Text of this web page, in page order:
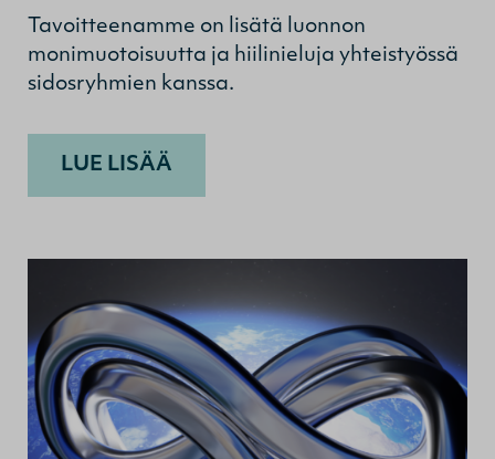
Tavoitteenamme on lisätä luonnon
monimuotoisuutta ja hiilinieluja yhteistyössä
sidosryhmien kanssa.
LUE LISÄÄ